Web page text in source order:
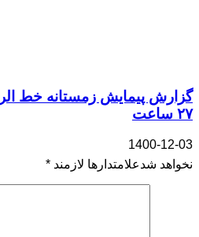
گزارش پیمایش زمستانه خط
۲۷ ساعت
1400-12-03
نخواهد شدعلامتدارها لازمند *